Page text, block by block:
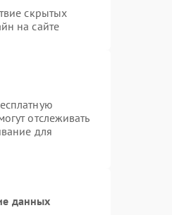
скрытых
на сайте
отслеживать
для
данных